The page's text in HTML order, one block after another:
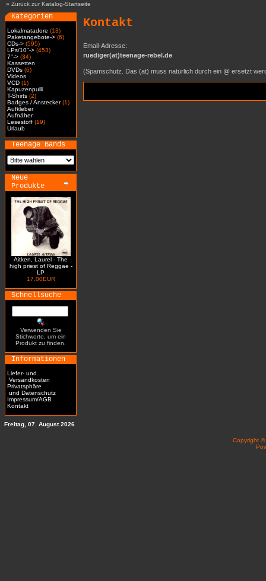
» Zurück zur Katalog-Startseite
Kategorien
Lokalmatadore (13)
Paketangebote-> (6)
CDs-> (595)
LPs/10"-> (453)
7"-> (34)
Kassetten
DVDs (6)
Videos
VCD (1)
Kapuzenpulli
T-Shirts (2)
Badges / Anstecker(1)
Aufkleber
Aufnäher
Lesestoff (19)
Urlaub
Teenage Bands
Neue
Produkte
Aitken, Laurel - The
high priest of Reggae -
LP
17.00EUR
Schnellsuche
Verwenden Sie
Stichworte, um ein
Produkt zu finden.
Informationen
Liefer- und
Versandkosten
Privatsphäre
und Datenschutz
Impressum/AGB
Kontakt
Kontakt
Email-Adresse:
ruediger(at)teenage-rebel.de
(Spamschutz. Das (at) muss natürlich durch ein @ ersetzt
Freitag, 07. August 2026
Copyright